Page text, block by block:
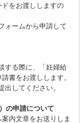
をお渡ししますの
ームから申請して
る際に、「妊婦給
書をお渡しします。
してください。
の申請について
内文章をお送りしま